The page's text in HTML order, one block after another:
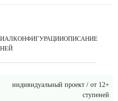
КОНФИГУРАЦИИОПИСАНИЕ
индивидуальный проект / от 12+
ступеней